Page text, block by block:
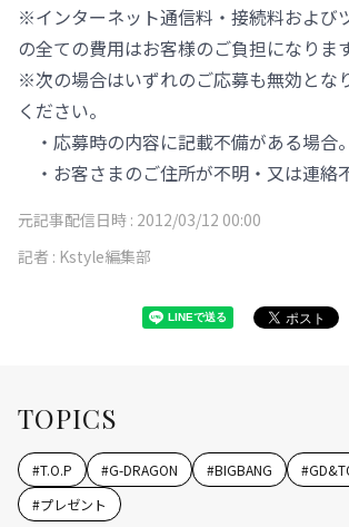
※インターネット通信料・接続料および
の全ての費用はお客様のご負担になります
※次の場合はいずれのご応募も無効とな
ください。
・応募時の内容に記載不備がある場合。
・お客さまのご住所が不明・又は連絡
元記事配信日時 : 2012/03/12 00:00
記者 : Kstyle編集部
TOPICS
#T.O.P #G-DRAGON #BIGBANG #
#プレゼント